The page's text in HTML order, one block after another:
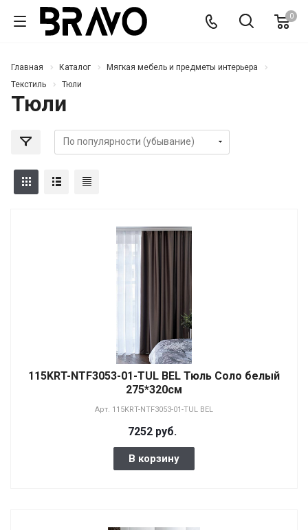
0
Главная Каталог
Мягкая мебель и предметы интерьера
Текстиль
Тюли
Тюли
115KRT-NTF3053-01-TUL BEL Тюль Соло белый
275*320см
Арт. 115KRT-NTF3053-01-TUL BEL
7252 руб.
В корзину